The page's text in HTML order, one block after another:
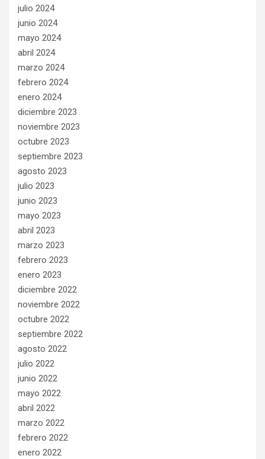
julio 2024
junio 2024
mayo 2024
abril 2024
marzo 2024
febrero 2024
enero 2024
diciembre 2023
noviembre 2023
octubre 2023
septiembre 2023
agosto 2023
julio 2023
junio 2023
mayo 2023
abril 2023
marzo 2023
febrero 2023
enero 2023
diciembre 2022
noviembre 2022
octubre 2022
septiembre 2022
agosto 2022
julio 2022
junio 2022
mayo 2022
abril 2022
marzo 2022
febrero 2022
enero 2022